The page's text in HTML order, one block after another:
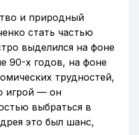
и природный
стать частью
выделился на фоне
90-х годов, на фоне
трудностей,
игрой — он
выбраться в
это был шанс,